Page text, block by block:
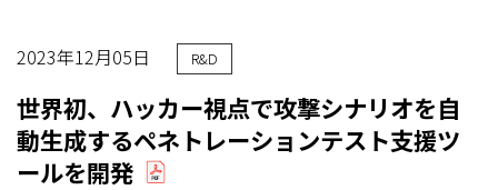
2023年12月05日 R&D
世界初、ハッカー視点で攻撃シナリオを自
動生成するペネトレーションテスト支援ツ
ールを開発